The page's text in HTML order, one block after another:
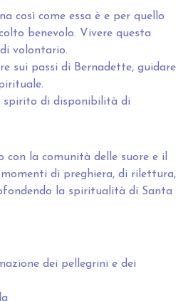
così come essa è e per quello
benevolo. Vivere questa
volontario.
sui passi di Bernadette, guidare
spirito di disponibilità di
con la comunità delle suore e il
di preghiera, di rilettura,
la spiritualità di Santa
dei pellegrini e dei